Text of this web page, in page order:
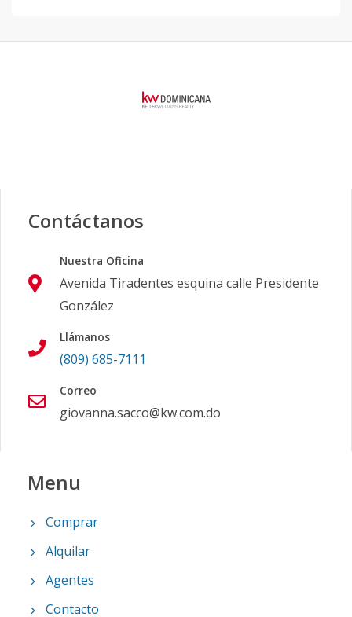
Contáctanos
Nuestra Oficina
Avenida Tiradentes esquina calle Presidente
González
Llámanos
(809) 685-7111
Correo
giovanna.sacco@kw.com.do
Menu
Comprar
Alquilar
Agentes
Contacto